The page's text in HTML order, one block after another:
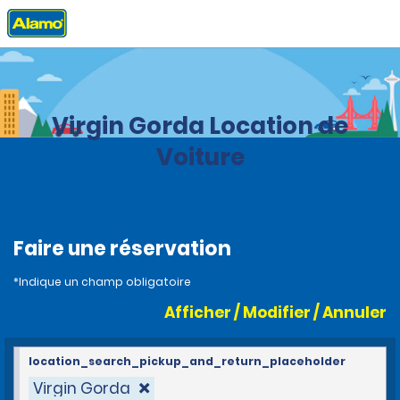
Accueil Agences Îles Vierges britanniques
Virgin Gorda Location de
Voiture
Faire une réservation
*Indique un champ obligatoire
Afficher / Modifier / Annuler
Virgin Gorda
location_search_pickup_and_return_placeholder